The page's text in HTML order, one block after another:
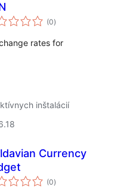
(0celkové
hodnotenie
)
rates for
inštalácií
Currency
(0celkové
hodnotenie
)